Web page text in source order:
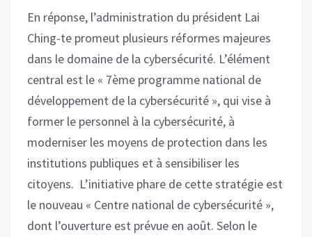
En réponse, l’administration du président Lai
Ching-te promeut plusieurs réformes majeures
dans le domaine de la cybersécurité. L’élément
central est le « 7ème programme national de
développement de la cybersécurité », qui vise à
former le personnel à la cybersécurité, à
moderniser les moyens de protection dans les
institutions publiques et à sensibiliser les
citoyens. L’initiative phare de cette stratégie est
le nouveau « Centre national de cybersécurité »,
dont l’ouverture est prévue en août. Selon le